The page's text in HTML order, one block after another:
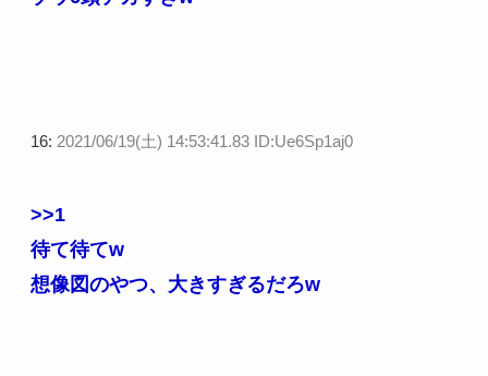
16: 2021/06/19(土) 14:53:41.83 ID:Ue6Sp1aj0
>>1
待て待てw
想像図のやつ、大きすぎるだろw